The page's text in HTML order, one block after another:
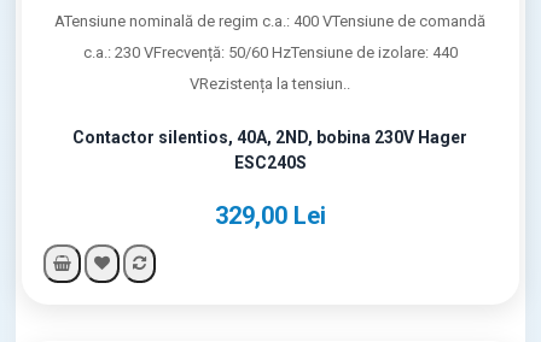
Contactor silentios, 40A, 2ND, bobina 230V Hager
ESC240S
329,00 Lei
ATensiune nominală de regim c.a.: 400 VTensiune de comandă
c.a.: 230 VFrecvență: 50/60 HzTensiune de izolare: 440
VRezistența la tensiun..